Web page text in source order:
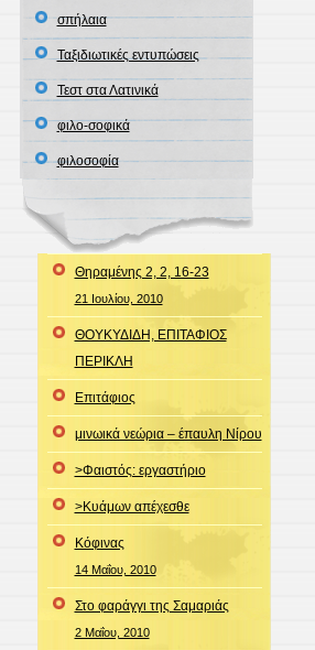
σπήλαια
Ταξιδιωτικές εντυπώσεις
Τεστ στα Λατινικά
φιλο-σοφικά
φιλοσοφία
Θηραμένης 2, 2, 16-23
21 Ιουλίου, 2010
ΘΟΥΚΥΔΙΔΗ, ΕΠΙΤΑΦΙΟΣ
ΠΕΡΙΚΛΗ
Επιτάφιος
μινωικά νεώρια – έπαυλη Νίρου
>Φαιστός: εργαστήριο
>Κυάμων απέχεσθε
Κόφινας
14 Μαΐου, 2010
Στο φαράγγι της Σαμαριάς
2 Μαΐου, 2010